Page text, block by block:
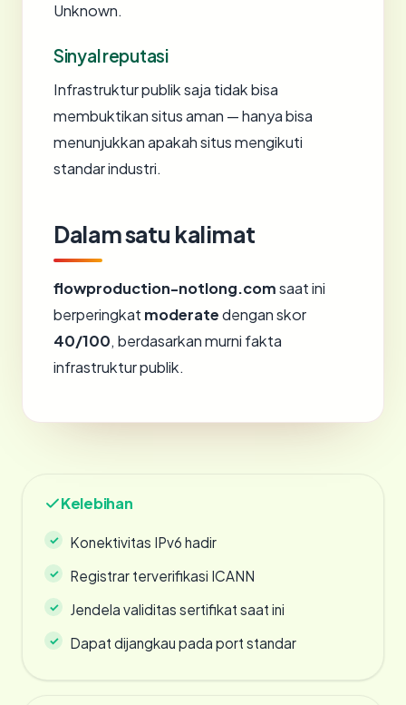
Unknown.
Sinyal reputasi
Infrastruktur publik saja tidak bisa
membuktikan situs aman — hanya bisa
menunjukkan apakah situs mengikuti
standar industri.
Dalam satu kalimat
flowproduction-notlong.comsaat ini
berperingkat moderatedengan skor
40/100, berdasarkan murni fakta
infrastruktur publik.
Kelebihan
Konektivitas IPv6 hadir
Registrar terverifikasi ICANN
Jendela validitas sertifikat saat ini
Dapat dijangkau pada port standar